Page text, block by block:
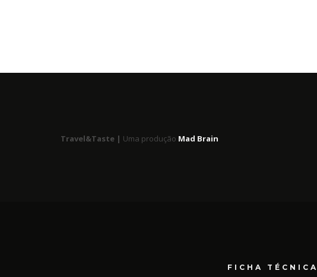
Travel&Taste | Uma produção Mad Brain
FICHA TÉCNICA